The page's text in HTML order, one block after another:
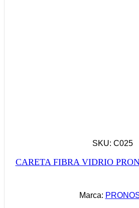
SKU: C025
CARETA FIBRA VIDRIO
Marca: